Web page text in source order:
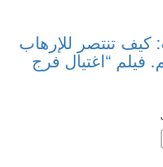
تنتصر للإرهاب
فيلم “اغتيال فرج